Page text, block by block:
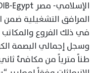
المرافق التشغيلية ضمن
في ذلك الفروع والمكاتب
طناً مترياً من مكافئ